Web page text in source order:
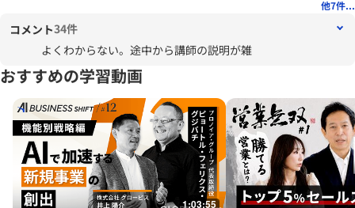
他7件...
コメント34件
よくわからない。途中から講師の説明が雑
おすすめの学習動画
1:03:55